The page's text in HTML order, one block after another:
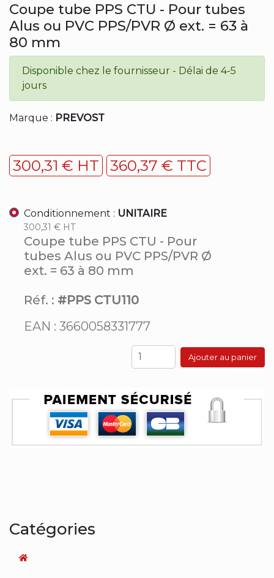
Coupe tube PPS CTU - Pour tubes
Alus ou PVC PPS/PVR Ø ext. = 63 à
80 mm
Disponible chez le fournisseur - Délai de 4-5
jours
Marque : PREVOST
300,31 € HT 360,37 € TTC
Conditionnement : UNITAIRE
300,31 € HT
Coupe tube PPS CTU - Pour
tubes Alus ou PVC PPS/PVR Ø
ext. = 63 à 80 mm
Réf. : #PPS CTU110
EAN : 3660058331777
Ajouter au panier
Catégories